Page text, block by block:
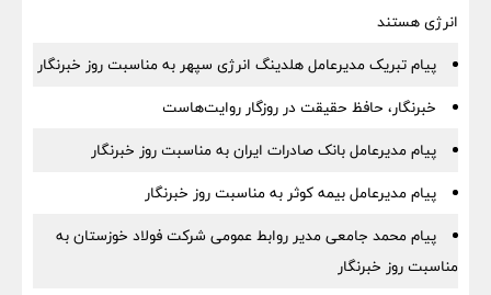
انرژی هستند
پیام تبریک مدیرعامل هلدینگ انرژی سپهر به مناسبت روز خبرنگار
خبرنگار، حافظ حقیقت در روزگار روایت‌هاست
پیام مدیرعامل بانک صادرات ایران به مناسبت روز خبرنگار
پیام مدیرعامل بیمه کوثر به مناسبت روز خبرنگار
پیام محمد جامعی مدیر روابط عمومی شرکت فولاد خوزستان به
مناسبت روز خبرنگار